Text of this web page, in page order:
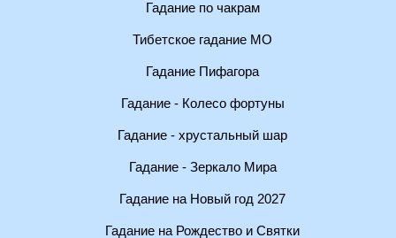
Гадание по чакрам
Тибетское гадание МО
Гадание Пифагора
Гадание - Колесо фортуны
Гадание - хрустальный шар
Гадание - Зеркало Мира
Гадание на Новый год 2027
Гадание на Рождество и Святки